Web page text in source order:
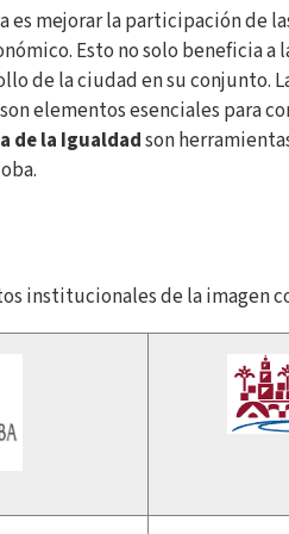
mejorar la participación de
Esto no solo beneficia
de la ciudad en su conjunto.
elementos esenciales para
de la Igualdadson
institucionales de la imagen